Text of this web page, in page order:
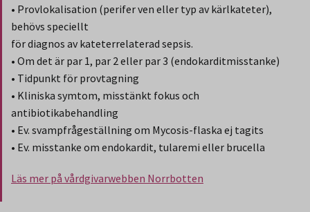
• Provlokalisation (perifer ven eller typ av kärlkateter),
behövs speciellt
för diagnos av kateterrelaterad sepsis.
• Om det är par 1, par 2 eller par 3 (endokarditmisstanke)
• Tidpunkt för provtagning
• Kliniska symtom, misstänkt fokus och
antibiotikabehandling
• Ev. svampfrågeställning om Mycosis-flaska ej tagits
• Ev. misstanke om endokardit, tularemi eller brucella
Läs mer på vårdgivarwebben Norrbotten